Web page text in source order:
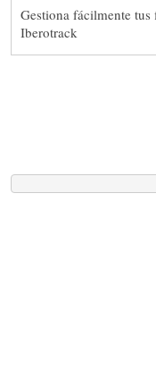
Gestiona fácilmente tus
Iberotrack